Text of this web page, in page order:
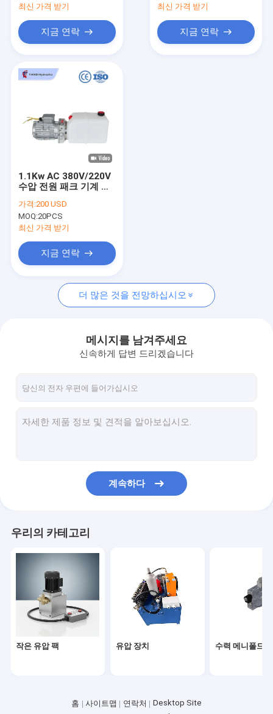
최신 가격 받기
지금 연락
최신 가격 받기
지금 연락
1.1Kw AC 380V/220V
수압 전원 패크 기계 도
트
가격:200 USD
MOQ:20PCS
최신 가격 받기
지금 연락
더 많은 것을 전망하십시오
메시지를 남겨주세요
신속하게 답변 드리겠습니다
계속하다
우리의 카테고리
작은 유압 팩 유압 장치 수력 메니폴드
홈 사이트맵 연락처
Desktop Site